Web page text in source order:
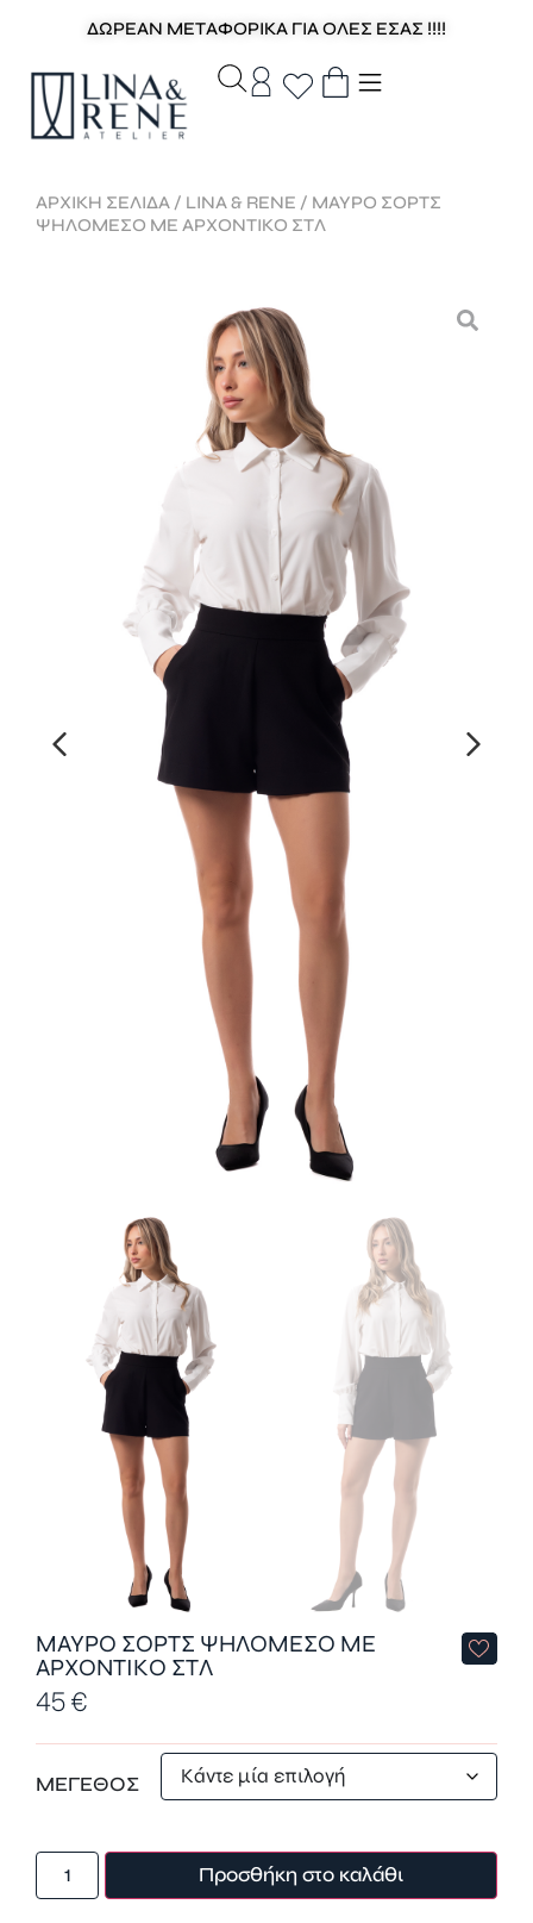
ΔΩΡΕΑΝ ΜΕΤΑΦΟΡΙΚΑ ΓΙΑ ΟΛΕΣ ΕΣΑΣ !!!!
ΑΡΧΙΚΉ ΣΕΛΊΔΑ / LINA & RENE / ΜΑΥΡΟ ΣΟΡΤΣ
ΨΗΛΟΜΕΣΟ ΜΕ ΑΡΧΟΝΤΙΚΟ ΣΤΛ
ΜΑΥΡΟ ΣΟΡΤΣ ΨΗΛΟΜΕΣΟ ΜΕ
ΑΡΧΟΝΤΙΚΟ ΣΤΛ
45€
ΜΕΓΕΘΟΣ
Προσθήκη στο καλάθι